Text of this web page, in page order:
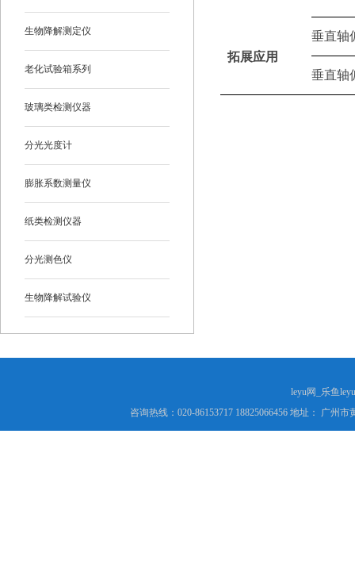
生物降解测定仪
老化试验箱系列
玻璃类检测仪器
分光光度计
膨胀系数测量仪
纸类检测仪器
分光测色仪
生物降解试验仪
拓展应用
垂直轴
垂直轴
leyu网_乐鱼
咨询热线：020-86153717 18825066456 地址： 广州